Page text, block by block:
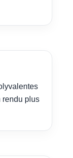
rendu plus